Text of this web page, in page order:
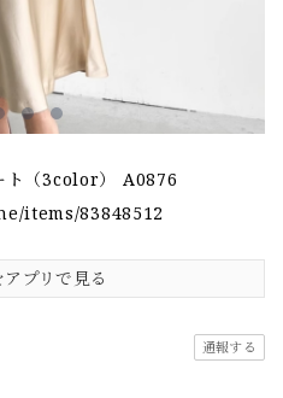
ト（3color） A0876
items/83848512
プリで見る
通報する